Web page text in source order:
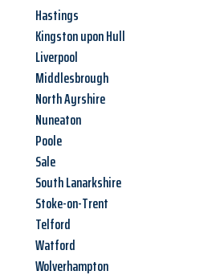
Hastings
Kingston upon Hull
Liverpool
Middlesbrough
North Ayrshire
Nuneaton
Poole
Sale
South Lanarkshire
Stoke-on-Trent
Telford
Watford
Wolverhampton